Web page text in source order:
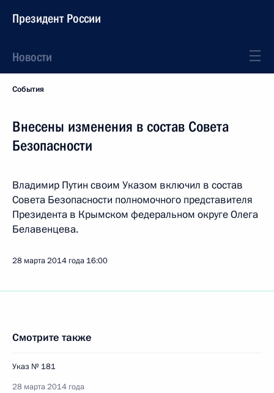
Президент России
Новости
События
Внесены изменения в состав Совета
Безопасности
Владимир Путин своим Указом включил в состав
Совета Безопасности полномочного представителя
Президента в Крымском федеральном округе Олега
Белавенцева.
28 марта 2014 года 16:00
Смотрите также
Указ № 181
28 марта 2014 года